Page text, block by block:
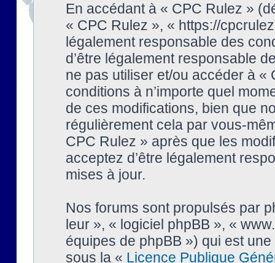
En accédant à « CPC Rulez »
« CPC Rulez », « https://
légalement responsable des
d’être légalement responsable
ne pas utiliser et/ou accéder à
conditions à n’importe quel
de ces modifications, bien que
régulièrement cela par vous-
CPC Rulez » après que les
acceptez d’être légalement
mises à jour.
Nos forums sont propulsés par
leur », « logiciel phpBB », «
équipes de phpBB ») qui est
sous la « Licence Publique